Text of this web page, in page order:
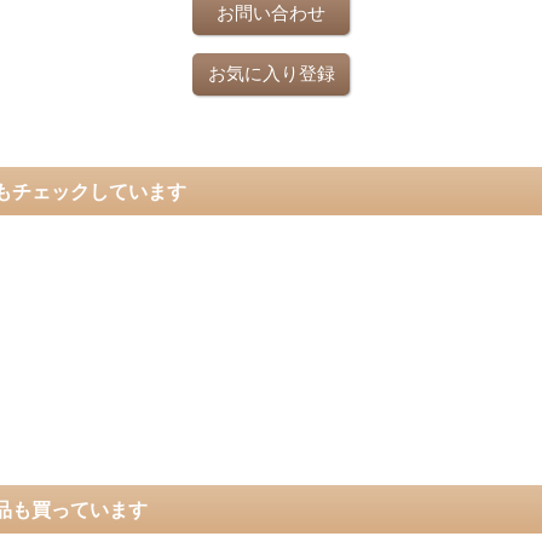
お問い合わせ
お気に入り登録
チェックしています
も買っています